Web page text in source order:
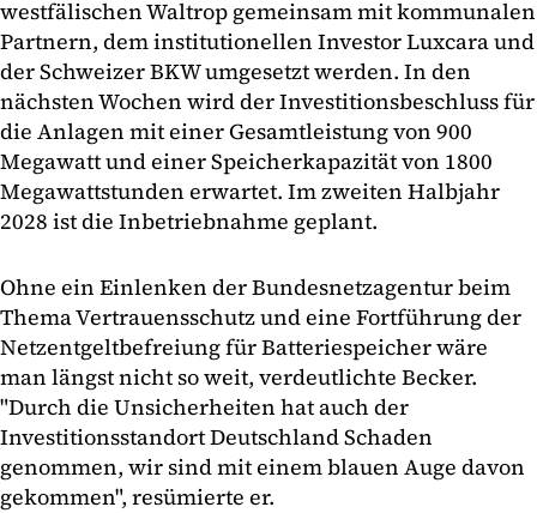
westfälischen Waltrop gemeinsam mit kommunalen
Partnern, dem institutionellen Investor Luxcara und
der Schweizer BKW umgesetzt werden. In den
nächsten Wochen wird der Investitionsbeschluss für
die Anlagen mit einer Gesamtleistung von 900
Megawatt und einer Speicherkapazität von 1800
Megawattstunden erwartet. Im zweiten Halbjahr
2028 ist die Inbetriebnahme geplant.
Ohne ein Einlenken der Bundesnetzagentur beim
Thema Vertrauensschutz und eine Fortführung der
Netzentgeltbefreiung für Batteriespeicher wäre
man längst nicht so weit, verdeutlichte Becker.
"Durch die Unsicherheiten hat auch der
Investitionsstandort Deutschland Schaden
genommen, wir sind mit einem blauen Auge davon
gekommen", resümierte er.